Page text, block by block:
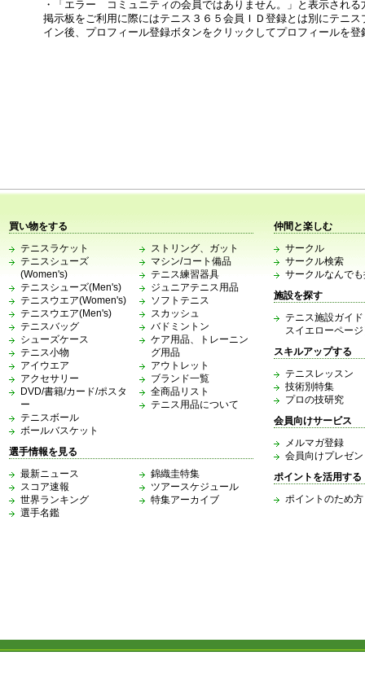
・「エラー コミュニティの会員ではありません。」と表示される
掲示板をご利用に際にはテニス３６５会員ＩＤ登録とは別にテニ
イン後、プロフィール登録ボタンをクリックしてプロフィールを
買い物をする
テニスラケット
テニスシューズ
(Women's)
テニスシューズ(Men's)
テニスウエア(Women's)
テニスウエア(Men's)
テニスバッグ
シューズケース
テニス小物
アイウエア
アクセサリー
DVD/書籍/カード/ポスタ
ー
テニスボール
ボールバスケット
ストリング、ガット
マシン/コート備品
テニス練習器具
ジュニアテニス用品
ソフトテニス
スカッシュ
バドミントン
ケア用品、トレーニン
グ用品
アウトレット
ブランド一覧
全商品リスト
テニス用品について
選手情報を見る
最新ニュース
スコア速報
世界ランキング
選手名鑑
錦織圭特集
ツアースケジュール
特集アーカイブ
仲間と楽しむ
サークル
サークル検索
サークルなんで
施設を探す
テニス施設ガイ
スイエローペー
スキルアップする
テニスレッスン
技術別特集
プロの技研究
会員向けサービス
メルマガ登録
会員向けプレゼ
ポイントを活用する
ポイントのため方